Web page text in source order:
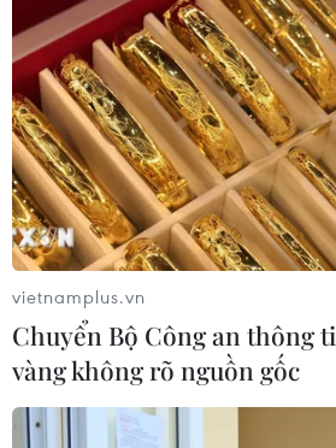
vietnamplus.vn
Chuyển Bộ Công an thông
vàng không rõ nguồn gốc